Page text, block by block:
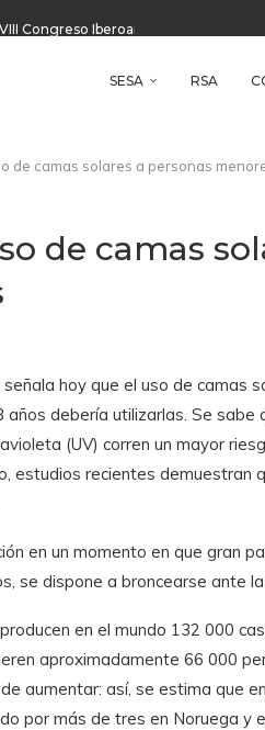
SESA
RSA
de camas solares a personas
de camas
hoy que el uso de camas
debería utilizarlas. Se sabe
(UV) corren un mayor
estudios recientes demuestran
en un momento en que gran
se dispone a broncearse ante
en el mundo 132 000
aproximadamente 66 000
aumentar: así, se estima que
por más de tres en Noruega y